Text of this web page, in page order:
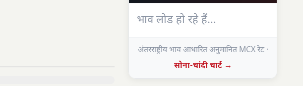
भाव लोड हो रहे हैं…
अंतरराष्ट्रीय भाव आधारित अनुमानित MCX रेट ·
सोना-चांदी चार्ट →